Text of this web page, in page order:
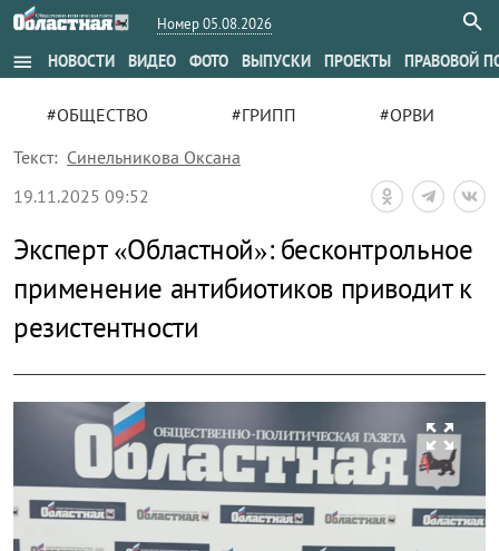
Номер 05.08.2026
menu НОВОСТИ ВИДЕО ФОТО ВЫПУСКИ ПРОЕКТЫ ПРАВОВОЙ
#ОБЩЕСТВО #ГРИПП
#ОРВИ
Текст: Синельникова Оксана
19.11.2025 09:52
Эксперт «Областной»: бесконтрольное
применение антибиотиков приводит к
резистентности
zoom_out_map